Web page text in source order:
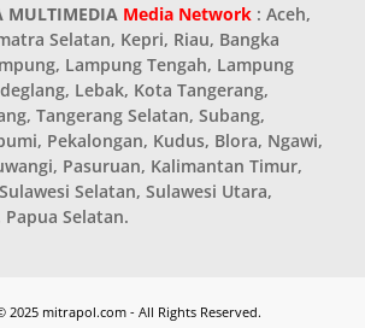
MULTIMEDIA Media Network : Aceh,
Selatan, Kepri, Riau, Bangka
Lampung Tengah, Lampung
Lebak, Kota Tangerang,
Tangerang Selatan, Subang,
Pekalongan, Kudus, Blora, Ngawi,
Pasuruan, Kalimantan Timur,
Selatan, Sulawesi Utara,
Selatan.
2025 mitrapol.com - All Rights Reserved.